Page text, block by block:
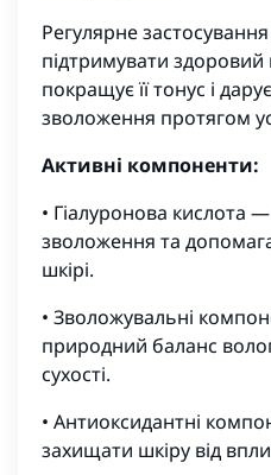
Регулярне
підтримувати здоровий
покращує її тонус і
зволоження протягом
Активні компоненти:
• Гіалуронова кислота
зволоження та
шкірі.
• Зволожувальні
природний баланс
сухості.
• Антиоксидантні
захищати шкіру від